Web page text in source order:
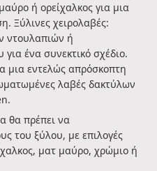
ή ορείχαλκος για μια
Ξύλινες χειρολαβές:
ντουλαπιών ή
ένα συνεκτικό σχέδιο.
μια εντελώς απρόσκοπτη
λαβές δακτύλων
θα πρέπει να
του ξύλου, με επιλογές
ματ μαύρο, χρώμιο ή